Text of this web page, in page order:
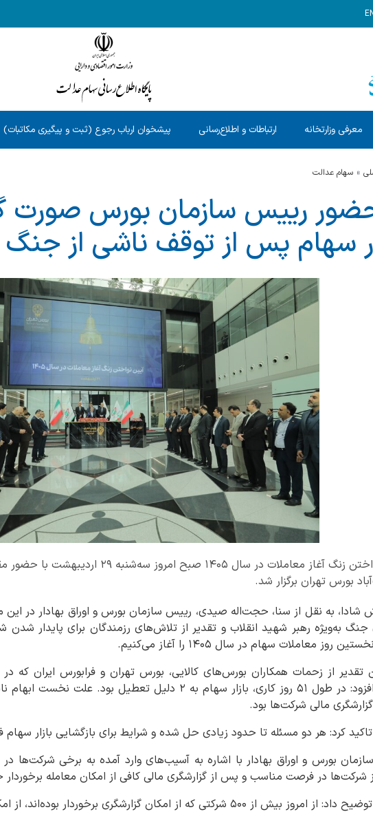
معرفی وزارتخانه ارتباطات و اطلاع‌رسانی پیشخوان ارباب رجوع (ثبت و پیگیری مکاتبات)
سهام عدالت
رییس سازمان بورس
سهام پس از توقف ناشی از جنگ
آیین نواختن زنگ آغاز معاملات در سال ۱۴۰۵
بورس تهران برگزار شد.
شادا، به نقل از سنا، حجت‌اله صیدی، رییس سازمان بورس و اوراق بهادار در
به‌ویژه رهبر شهید انقلاب و تقدیر از تلاش‌های رزمندگان برای پایدار
روز معاملات سهام در سال ۱۴۰۵ را آغاز می‌کنیم.
تقدیر از زحمات همکاران بورس‌های کالایی، بورس تهران و فرابورس ایران
بودند، افزود: در طول ۵۱ روز کاری، بازار سهام به ۲ دلیل
مالی شرکت‌ها بود.
کرد: هر دو مسئله تا حدود زیادی حل شده و شرایط برای بازگشایی بازار
بورس و اوراق بهادار با اشاره به آسیب‌های وارد آمده به برخی شرکت‌ها
شرکت‌ها در فرصت مناسب و پس از گزارشگری مالی کافی از امکان معامله
از ۵۰۰ شرکتی که از امکان گزارشگری برخوردار بوده‌اند، از امکان معامله هم برخوردار شدند.